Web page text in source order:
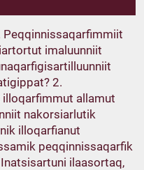
Peqqinnissaqarfimmiit
imaluunniit
2.
allamut
nakorsiarlutik
illoqarfianut
peqqinnissaqarfik
ilaasortaq,